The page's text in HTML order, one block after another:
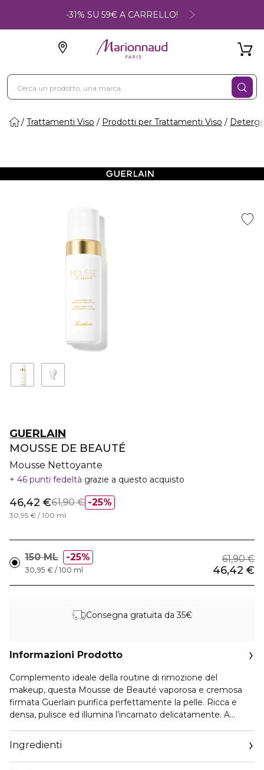
-31% SU 59€ A CARRELLO!
Trattamenti Viso Prodotti per Trattamenti Viso
GUERLAIN
MOUSSE DE BEAUTÉ
Mousse Nettoyante
46 punti fedeltà grazie a questo acquisto
25%
46,42 €61,90 €
30,95 € / 100 ml
150 ML 25% 61,90 €
46,42 €
30,95 € / 100 ml
Consegna gratuita da 35€
Informazioni Prodotto
Complemento ideale della routine di rimozione del
makeup, questa Mousse de Beauté vaporosa e cremosa
firmata Guerlain purifica perfettamente la pelle. Ricca e
densa, pulisce ed illumina l’incarnato delicatamente. A
elimina le tracce di makeup residuo sulla pelle e i segni di
inquinamento. La pelle è fresca, liscia e d’una luminosa
trasparenza.
Ingredienti